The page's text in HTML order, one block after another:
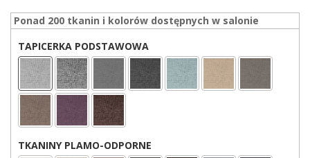
Ponad 200 tkanin i kolorów dostępnych w salonie
TAPICERKA PODSTAWOWA
TKANINY PLAMO-ODPORNE